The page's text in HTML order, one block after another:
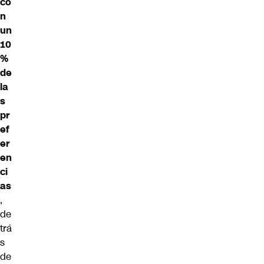
n
un
10
%
de
la
s
pr
ef
er
en
ci
as
,
de
trá
s
de